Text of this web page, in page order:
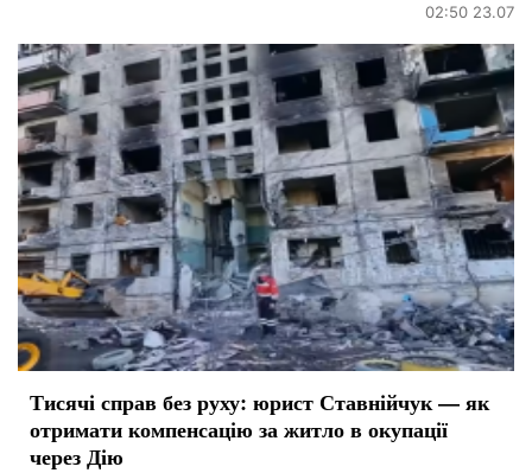
02:50 23.07
Тисячі справ без руху: юрист Ставнійчук — як
отримати компенсацію за житло в окупації
через Дію